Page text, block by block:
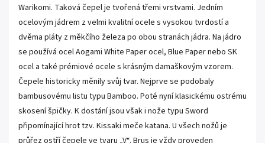
Warikomi. Taková čepel je tvořená třemi vrstvami. Jedním
ocelovým jádrem z velmi kvalitní ocele s vysokou tvrdostí a
dvěma pláty z měkčího železa po obou stranách jádra. Na jádro
se používá ocel Aogami White Paper ocel, Blue Paper nebo SK
ocel a také prémiové ocele s krásným damaškovým vzorem.
Čepele historicky měnily svůj tvar. Nejprve se podobaly
bambusovému listu typu Bamboo. Poté nyní klasickému ostrému
skosení špičky. K dostání jsou však i nože typu Sword
připomínající hrot tzv. Kissaki meče katana. U všech nožů je